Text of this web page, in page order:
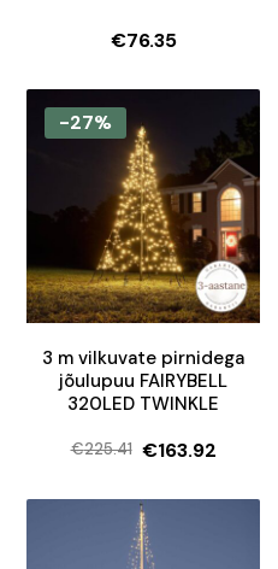
€76.35
-27%
3 m vilkuvate pirnidega
jõulupuu FAIRYBELL
320LED TWINKLE
€225.41
Algne
hind
oli:
€225.41.
€163.92
Current
price
is:
€163.92.